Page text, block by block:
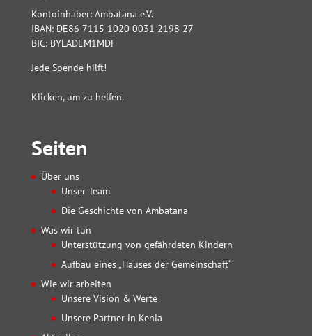
Kontoinhaber: Ambatana e.V.
IBAN: DE86 7115 1020 0031 2198 27
BIC: BYLADEM1MDF
Jede Spende hilft!
Klicken, um zu helfen.
Seiten
Über uns
Unser Team
Die Geschichte von Ambatana
Was wir tun
Unterstützung von gefährdeten Kindern
Aufbau eines „Hauses der Gemeinschaft“
Wie wir arbeiten
Unsere Vision & Werte
Unsere Partner in Kenia